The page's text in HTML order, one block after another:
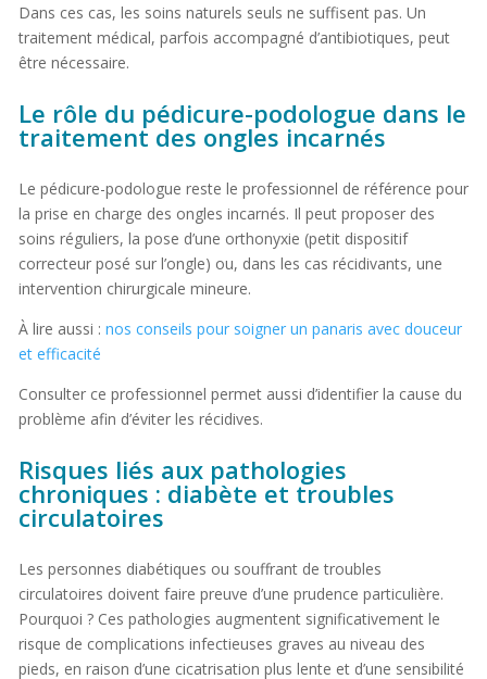
Dans ces cas, les soins naturels seuls ne suffisent pas. Un
traitement médical, parfois accompagné d’antibiotiques, peut
être nécessaire.
Le rôle du pédicure-podologue dans le
traitement des ongles incarnés
Le pédicure-podologue reste le professionnel de référence pour
la prise en charge des ongles incarnés. Il peut proposer des
soins réguliers, la pose d’une orthonyxie (petit dispositif
correcteur posé sur l’ongle) ou, dans les cas récidivants, une
intervention chirurgicale mineure.
À lire aussi : nos conseils pour soigner un panaris avec douceur
et efficacité
Consulter ce professionnel permet aussi d’identifier la cause du
problème afin d’éviter les récidives.
Risques liés aux pathologies
chroniques : diabète et troubles
circulatoires
Les personnes diabétiques ou souffrant de troubles
circulatoires doivent faire preuve d’une prudence particulière.
Pourquoi ? Ces pathologies augmentent significativement le
risque de complications infectieuses graves au niveau des
pieds, en raison d’une cicatrisation plus lente et d’une sensibilité